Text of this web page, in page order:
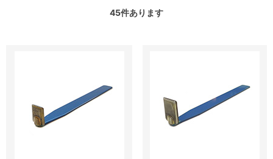
45件あります